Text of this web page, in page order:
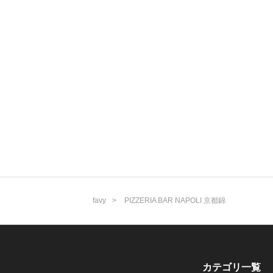
favy PIZZERIA BAR NAPOLI 京都錦
カテゴリ一覧